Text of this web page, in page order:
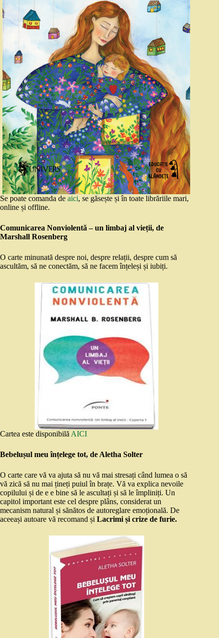
Se poate comanda de aici, se găsește și în toate librăriile mari,
online și offline.
Comunicarea Nonviolentă – un limbaj al vieții, de
Marshall Rosenberg
O carte minunată despre noi, despre relații, despre cum să
ascultăm, să ne conectăm, să ne facem înțeleși și iubiți.
Cartea este disponibilă AICI
Bebelușul meu înțelege tot, de Aletha Solter
O carte care vă va ajuta să nu vă mai stresați când lumea o să
vă zică să nu mai țineți puiul în brațe. Vă va explica nevoile
copilului și de e e bine să le ascultați și să le împliniți. Un
capitol important este cel despre plâns, considerat un
mecanism natural și sănătos de autoreglare emoțională. De
aceeași autoare vă recomand și Lacrimi și crize de furie.